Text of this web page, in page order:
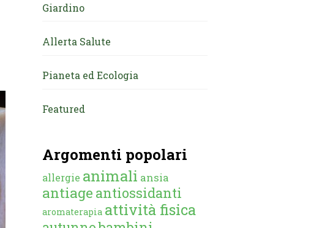
Giardino
Allerta Salute
Pianeta ed Ecologia
Featured
Argomenti popolari
allergie animali ansia
antiage antiossidanti
aromaterapia attività fisica